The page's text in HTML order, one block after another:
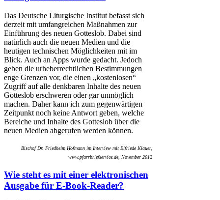
Das Deutsche Liturgische Institut befasst sich
derzeit mit umfangreichen Maßnahmen zur
Einführung des neuen Gotteslob. Dabei sind
natürlich auch die neuen Medien und die
heutigen technischen Möglichkeiten mit im
Blick. Auch an Apps wurde gedacht. Jedoch
geben die urheberrechtlichen Bestimmungen
enge Grenzen vor, die einen „kostenlosen“
Zugriff auf alle denkbaren Inhalte des neuen
Gotteslob erschweren oder gar unmöglich
machen. Daher kann ich zum gegenwärtigen
Zeitpunkt noch keine Antwort geben, welche
Bereiche und Inhalte des Gotteslob über die
neuen Medien abgerufen werden können.
Bischof Dr. Friedhelm Hofmann im Interview mit Elfriede Klauer,
www.pfarrbriefservice.de, November 2012
Wie steht es mit einer elektronischen
Ausgabe für E-Book-Reader?